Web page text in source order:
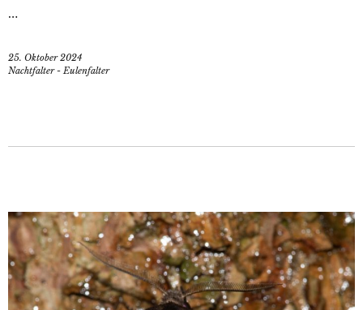
…
25. Oktober 2024
Nachtfalter - Eulenfalter